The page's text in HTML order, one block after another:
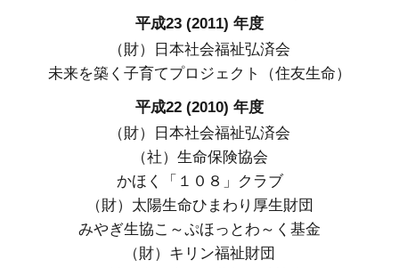
平成23 (2011) 年度
（財）日本社会福祉弘済会
未来を築く子育てプロジェクト（住友生命）
平成22 (2010) 年度
（財）日本社会福祉弘済会
（社）生命保険協会
かほく「１０８」クラブ
（財）太陽生命ひまわり厚生財団
みやぎ生協こ～ぷほっとわ～く基金
（財）キリン福祉財団